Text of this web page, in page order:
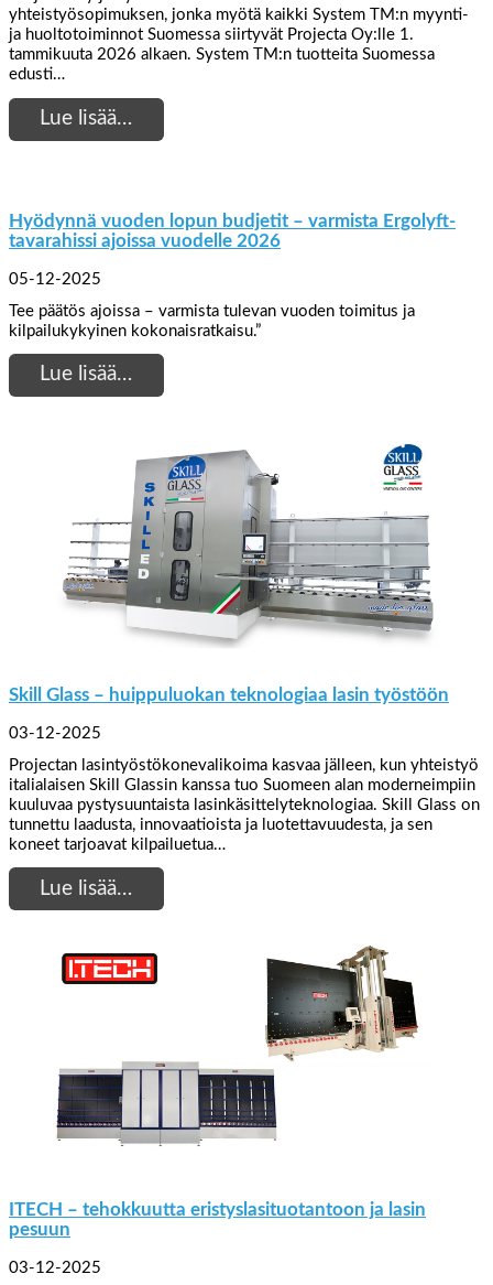
yhteistyösopimuksen, jonka myötä kaikki System TM:n myynti-
ja huoltotoiminnot Suomessa siirtyvät Projecta Oy:lle 1.
tammikuuta 2026 alkaen. System TM:n tuotteita Suomessa
edusti…
Lue lisää…
Hyödynnä vuoden lopun budjetit – varmista Ergolyft-
tavarahissi ajoissa vuodelle 2026
05-12-2025
Tee päätös ajoissa – varmista tulevan vuoden toimitus ja
kilpailukykyinen kokonaisratkaisu.”
Lue lisää…
Skill Glass – huippuluokan teknologiaa lasin työstöön
03-12-2025
Projectan lasintyöstökonevalikoima kasvaa jälleen, kun yhteistyö
italialaisen Skill Glassin kanssa tuo Suomeen alan moderneimpiin
kuuluvaa pystysuuntaista lasinkäsittelyteknologiaa. Skill Glass on
tunnettu laadusta, innovaatioista ja luotettavuudesta, ja sen
koneet tarjoavat kilpailuetua…
Lue lisää…
ITECH – tehokkuutta eristyslasituotantoon ja lasin
pesuun
03-12-2025